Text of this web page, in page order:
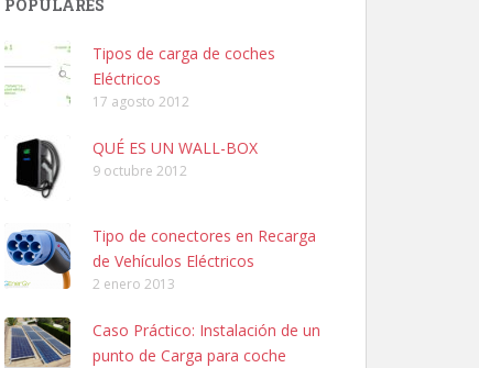
POPULARES
Tipos de carga de coches
Eléctricos
17 agosto 2012
QUÉ ES UN WALL-BOX
9 octubre 2012
Tipo de conectores en Recarga
de Vehículos Eléctricos
2 enero 2013
Caso Práctico: Instalación de un
punto de Carga para coche